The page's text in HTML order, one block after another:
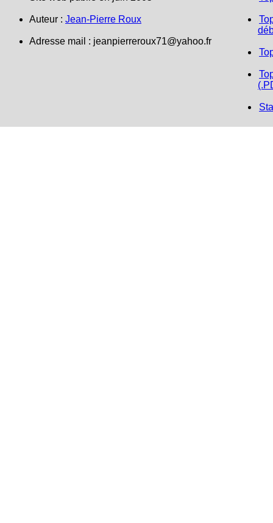
Auteur : Jean-Pierre Roux
Adresse mail : jeanpierreroux71@yahoo.fr